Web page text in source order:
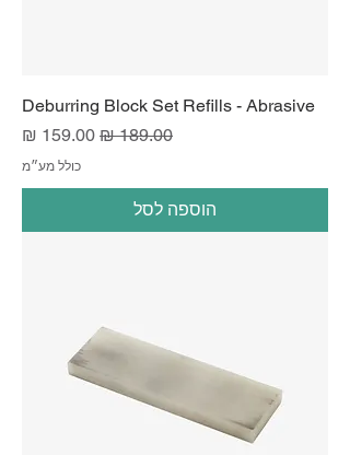
Deburring Block Set Refills - Abrasive
מחיר רגיל מחיר מבצע
כולל מע״מ
הוספה לסל